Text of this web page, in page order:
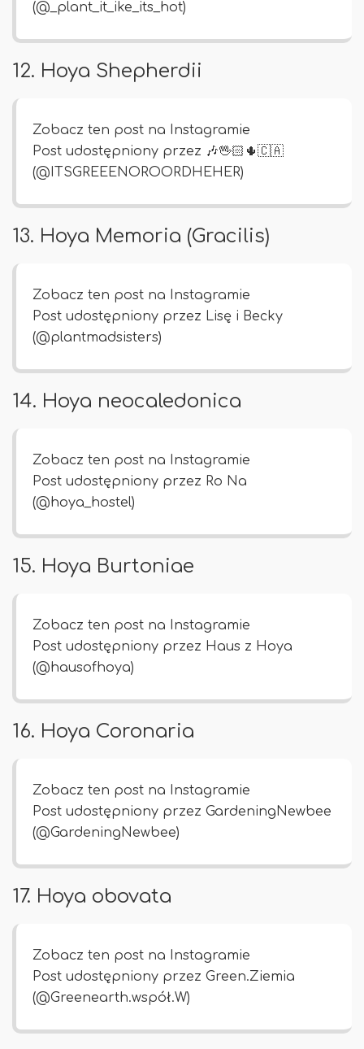
(@_plant_it_ike_its_hot)
12. Hoya Shepherdii
Zobacz ten post na Instagramie
Post udostępniony przez 🎶🖖🏻🌵🇨🇦
(@ITSGREEENOROORDHEHER)
13. Hoya Memoria (Gracilis)
Zobacz ten post na Instagramie
Post udostępniony przez Lisę i Becky
(@plantmadsisters)
14. Hoya neocaledonica
Zobacz ten post na Instagramie
Post udostępniony przez Ro Na
(@hoya_hostel)
15. Hoya Burtoniae
Zobacz ten post na Instagramie
Post udostępniony przez Haus z Hoya
(@hausofhoya)
16. Hoya Coronaria
Zobacz ten post na Instagramie
Post udostępniony przez GardeningNewbee
(@GardeningNewbee)
17. Hoya obovata
Zobacz ten post na Instagramie
Post udostępniony przez Green.Ziemia
(@Greenearth.współ.W)